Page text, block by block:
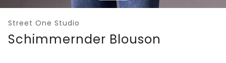
Street One Studio
Schimmernder Blouson